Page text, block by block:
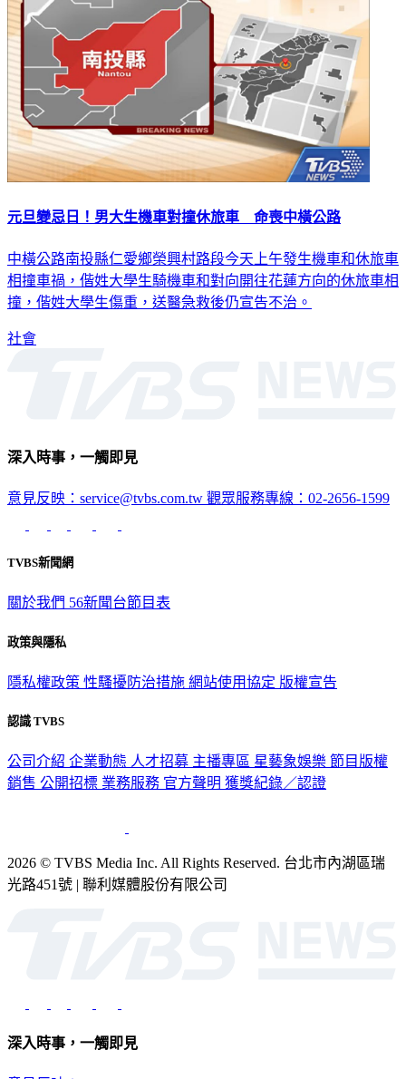
元旦變忌日！男大生機車對撞休旅車 命喪中橫公路
中橫公路南投縣仁愛鄉榮興村路段今天上午發生機車和休旅車
相撞車禍，偕姓大學生騎機車和對向開往花蓮方向的休旅車相
撞，偕姓大學生傷重，送醫急救後仍宣告不治。
社會
深入時事，一觸即見
意見反映：service@tvbs.com.tw 觀眾服務專線：02-2656-1599
TVBS新聞網
關於我們 56新聞台節目表
政策與隱私
隱私權政策 性騷擾防治措施 網站使用協定 版權宣告
認識 TVBS
公司介紹 企業動態 人才招募 主播專區 星藝象娛樂 節目版權
銷售 公開招標 業務服務 官方聲明 獲獎紀錄／認證
2026 © TVBS Media Inc. All Rights Reserved. 台北市內湖區瑞
光路451號 | 聯利媒體股份有限公司
深入時事，一觸即見